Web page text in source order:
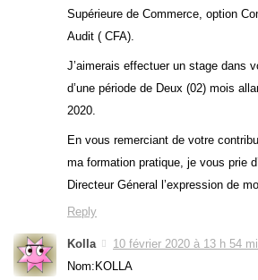
Supérieure de Commerce, option
Audit ( CFA).
J’aimerais effectuer un stage dans
d’une période de Deux (02) mois
2020.
En vous remerciant de votre
ma formation pratique, je vous prie
Directeur Géneral l’expression de
Reply
Kolla
10 février 2020 à 13 h 54
Nom:KOLLA